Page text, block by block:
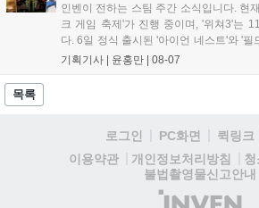
인벤이 전하는 스팀 주간 소식입니다. 현
크 게임 축제'가 진행 중이며, '위쳐3'는
다. 6일 정식 출시된 '아이언 네스트'와 '필
세어 코브'가 호평받고 있습니다. 한편, 7
다. 유비소프트의 '고스트리콘: 와일드랜
기획기사 | 윤홍만 | 08-07
목록
로그인 PC화면 퀵링크
이용약관
개인정보처리방침
불법촬영물신고안내
(주)